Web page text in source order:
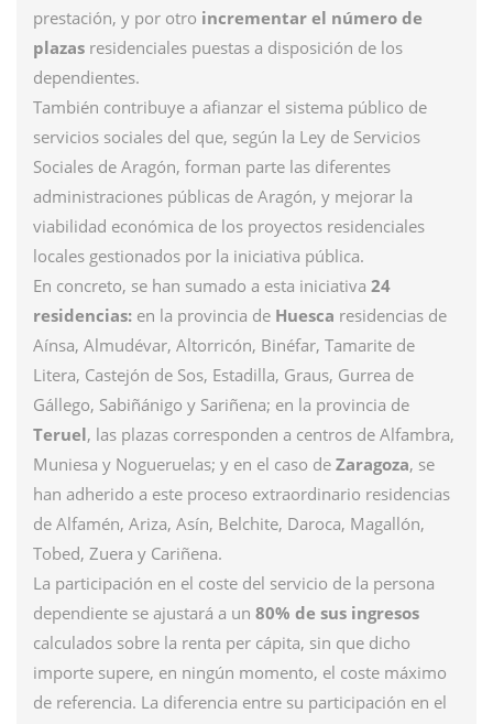
prestación, y por otro incrementar el número de
plazas residenciales puestas a disposición de los
dependientes.
También contribuye a afianzar el sistema público de
servicios sociales del que, según la Ley de Servicios
Sociales de Aragón, forman parte las diferentes
administraciones públicas de Aragón, y mejorar la
viabilidad económica de los proyectos residenciales
locales gestionados por la iniciativa pública.
En concreto, se han sumado a esta iniciativa 24
residencias: en la provincia de Huesca residencias de
Aínsa, Almudévar, Altorricón, Binéfar, Tamarite de
Litera, Castejón de Sos, Estadilla, Graus, Gurrea de
Gállego, Sabiñánigo y Sariñena; en la provincia de
Teruel, las plazas corresponden a centros de Alfambra,
Muniesa y Nogueruelas; y en el caso de Zaragoza, se
han adherido a este proceso extraordinario residencias
de Alfamén, Ariza, Asín, Belchite, Daroca, Magallón,
Tobed, Zuera y Cariñena.
La participación en el coste del servicio de la persona
dependiente se ajustará a un 80% de sus ingresos
calculados sobre la renta per cápita, sin que dicho
importe supere, en ningún momento, el coste máximo
de referencia. La diferencia entre su participación en el